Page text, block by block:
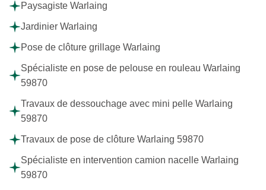
Paysagiste Warlaing
Jardinier Warlaing
Pose de clôture grillage Warlaing
Spécialiste en pose de pelouse en rouleau Warlaing
59870
Travaux de dessouchage avec mini pelle Warlaing
59870
Travaux de pose de clôture Warlaing 59870
Spécialiste en intervention camion nacelle Warlaing
59870